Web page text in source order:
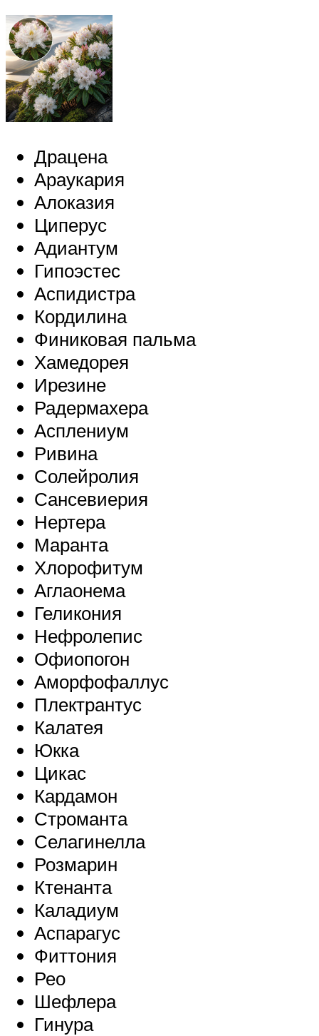
Драцена
Араукария
Алоказия
Циперус
Адиантум
Гипоэстес
Аспидистра
Кордилина
Финиковая пальма
Хамедорея
Ирезине
Радермахера
Асплениум
Ривина
Солейролия
Сансевиерия
Нертера
Маранта
Хлорофитум
Аглаонема
Геликония
Нефролепис
Офиопогон
Аморфофаллус
Плектрантус
Калатея
Юкка
Цикас
Кардамон
Строманта
Селагинелла
Розмарин
Ктенанта
Каладиум
Аспарагус
Фиттония
Рео
Шефлера
Гинура